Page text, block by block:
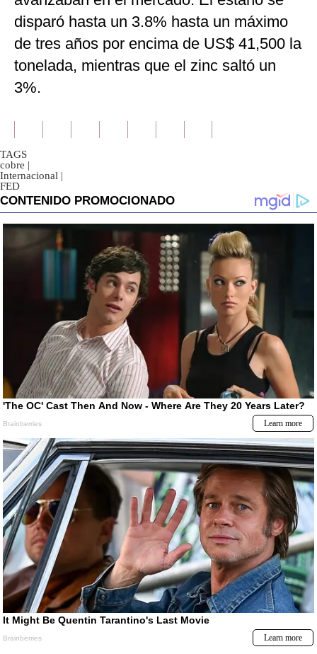
disparó hasta un 3.8% hasta un máximo
de tres años por encima de US$ 41,500 la
tonelada, mientras que el zinc saltó un
3%.
TAGS
cobre |
Internacional |
FED